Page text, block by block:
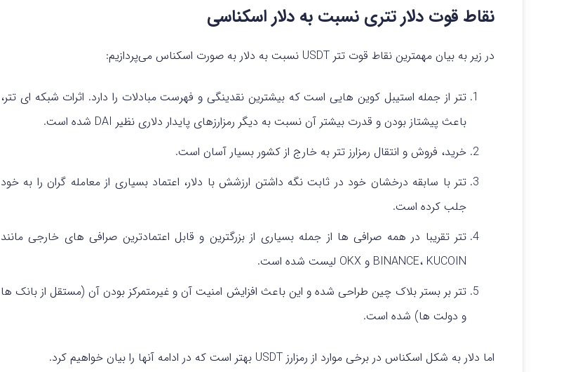
نقاط قوت دلار تتری نسبت به دلار اسکناسی
در زیر به بیان مهمترین نقاط قوت تتر USDT نسبت به دلار به صورت اسکناس می‌پردازیم:
تتر از جمله استیبل کوین هایی است که بیشترین نقدینگی و فهرست مبادلات را دارد. اثرات شبکه ای تتر،
باعث پیشتاز بودن و قدرت بیشتر آن نسبت به دیگر رمزارزهای پایدار دلاری نظیر DAI شده است.
خرید، فروش و انتقال رمزارز تتر به خارج از کشور بسیار آسان است.
تتر با سابقه درخشان خود در ثابت نگه داشتن ارزشش با دلار، اعتماد بسیاری از معامله گران را به خود
جلب کرده است.
تتر تقریبا در همه صرافی ها از جمله بسیاری از بزرگترین و قابل اعتمادترین صرافی های خارجی مانند
BINANCE، KUCOIN و OKX لیست شده است.
تتر بر بستر بلاک چین طراحی شده و این باعث افزایش امنیت آن و غیرمتمرکز بودن آن (مستقل از بانک ها
و دولت ها) شده است.
اما دلار به شکل اسکناس در برخی موارد از رمزارز USDT بهتر است که در ادامه آنها را بیان خواهیم کرد.